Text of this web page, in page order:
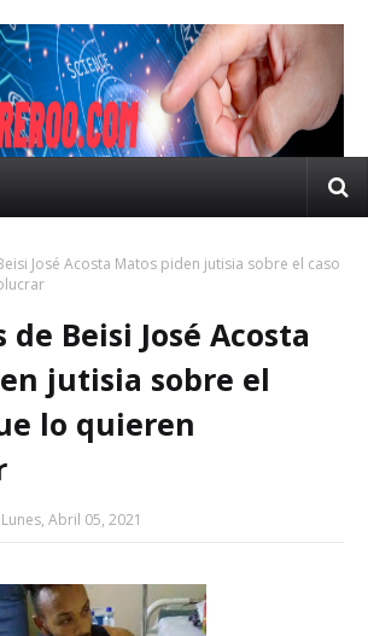
José Acosta Matos piden jutisia sobre el caso
Beisi José Acosta
jutisia sobre el
lo quieren
Lunes, Abril 05, 2021